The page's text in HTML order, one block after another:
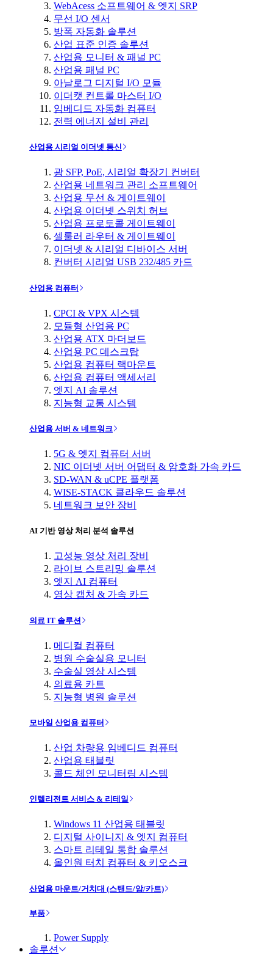
WebAcess 소프트웨어 & 엣지 SRP
무선 I/O 센서
방폭 자동화 솔루션
산업 표준 인증 솔루션
산업용 모니터 & 패널 PC
산업용 패널 PC
아날로그 디지털 I/O 모듈
이더캣 컨트롤 마스터 I/O
임베디드 자동화 컴퓨터
전력 에너지 설비 관리
산업용 시리얼 이더넷 통신
광 SFP, PoE, 시리얼 확장기 컨버터
산업용 네트워크 관리 소프트웨어
산업용 무선 & 게이트웨이
산업용 이더넷 스위치 허브
산업용 프로토콜 게이트웨이
셀룰러 라우터 & 게이트웨이
이더넷 & 시리얼 디바이스 서버
컨버터 시리얼 USB 232/485 카드
산업용 컴퓨터
CPCI & VPX 시스템
모듈형 산업용 PC
산업용 ATX 마더보드
산업용 PC 데스크탑
산업용 컴퓨터 랙마운트
산업용 컴퓨터 액세서리
엣지 AI 솔루션
지능형 교통 시스템
산업용 서버 & 네트워크
5G & 엣지 컴퓨터 서버
NIC 이더넷 서버 어댑터 & 암호화 가속 카드
SD-WAN & uCPE 플랫폼
WISE-STACK 클라우드 솔루션
네트워크 보안 장비
AI 기반 영상 처리 분석 솔루션
고성능 영상 처리 장비
라이브 스트리밍 솔루션
엣지 AI 컴퓨터
영상 캡처 & 가속 카드
의료 IT 솔루션
메디컬 컴퓨터
병원 수술실용 모니터
수술실 영상 시스템
의료용 카트
지능형 병원 솔루션
모바일 산업용 컴퓨터
산업 차량용 임베디드 컴퓨터
산업용 태블릿
콜드 체인 모니터링 시스템
인텔리전트 서비스 & 리테일
Windows 11 산업용 태블릿
디지털 사이니지 & 엣지 컴퓨터
스마트 리테일 통합 솔루션
올인원 터치 컴퓨터 & 키오스크
산업용 마운트/거치대 (스탠드/암/카트)
부품
Power Supply
솔루션